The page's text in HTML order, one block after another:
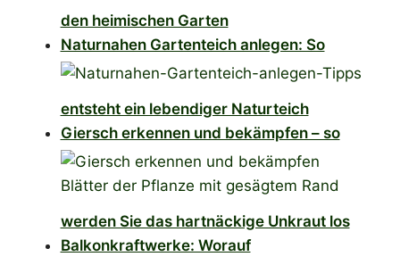
den heimischen Garten
Naturnahen Gartenteich anlegen: So
entsteht ein lebendiger Naturteich
Giersch erkennen und bekämpfen – so
werden Sie das hartnäckige Unkraut los
Balkonkraftwerke: Worauf